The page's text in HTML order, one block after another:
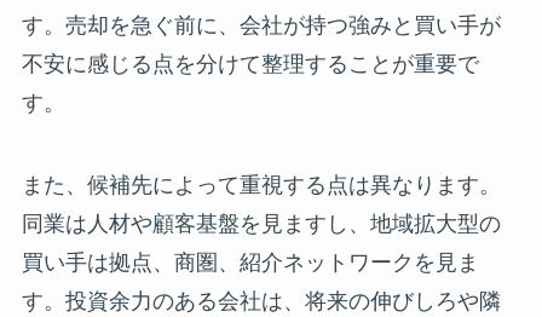
す。売却を急ぐ前に、会社が持つ強みと買い手が
不安に感じる点を分けて整理することが重要で
す。
また、候補先によって重視する点は異なります。
同業は人材や顧客基盤を見ますし、地域拡大型の
買い手は拠点、商圏、紹介ネットワークを見ま
す。投資余力のある会社は、将来の伸びしろや隣